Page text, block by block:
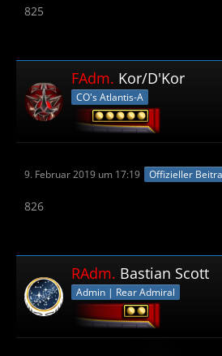
825
FAdm. Kor/D'Kor
CO's Atlantis-A
9. Februar 2019 um 17:19 Offizieller
826
RAdm. Bastian Scott
Admin | Rear Admiral